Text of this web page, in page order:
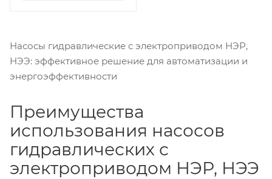
Насосы гидравлические с электроприводом НЭР,
НЭЭ: эффективное решение для автоматизации и
энергоэффективности
Преимущества
использования насосов
гидравлических с
электроприводом НЭР, НЭЭ